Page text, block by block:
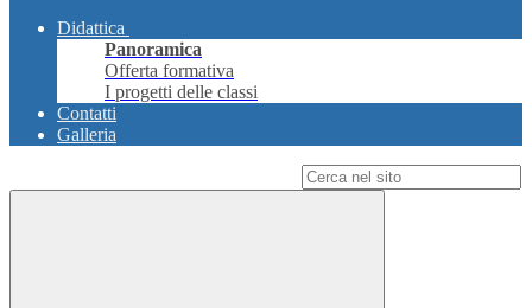
Didattica
Panoramica
Offerta formativa
I progetti delle classi
Contatti
Galleria